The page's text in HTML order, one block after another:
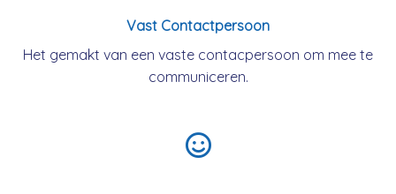
Vast Contactpersoon
Het gemakt van een vaste contacpersoon om mee te
communiceren.